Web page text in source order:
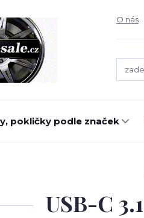
O nás
pokličky podle značek
USB-C